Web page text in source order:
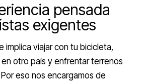
pensada
exigentes
implica viajar con tu bicicleta,
otro país y enfrentar terrenos
eso nos encargamos de